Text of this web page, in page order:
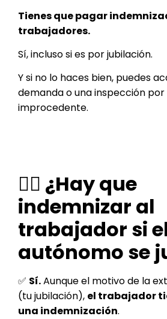
Tienes que pagar
trabajadores.
Sí, incluso si es por jubilación.
Y si no lo haces bien, puedes
demanda o una inspección
improcedente.
👨‍⚖️ ¿Hay que
indemnizar al
trabajador si
autónomo se
✅ Sí.Aunque el motivo de la
(tu jubilación), el trabajador
una indemnización.